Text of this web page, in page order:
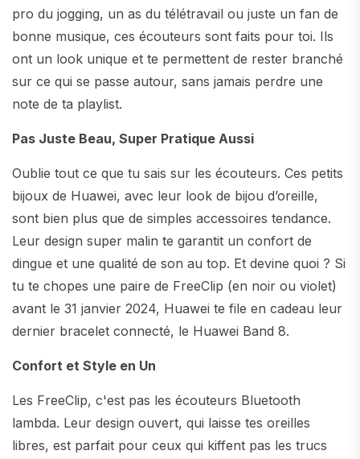
pro du jogging, un as du télétravail ou juste un fan de
bonne musique, ces écouteurs sont faits pour toi. Ils
ont un look unique et te permettent de rester branché
sur ce qui se passe autour, sans jamais perdre une
note de ta playlist.
Pas Juste Beau, Super Pratique Aussi
Oublie tout ce que tu sais sur les écouteurs. Ces petits
bijoux de Huawei, avec leur look de bijou d’oreille,
sont bien plus que de simples accessoires tendance.
Leur design super malin te garantit un confort de
dingue et une qualité de son au top. Et devine quoi ? Si
tu te chopes une paire de FreeClip (en noir ou violet)
avant le 31 janvier 2024, Huawei te file en cadeau leur
dernier bracelet connecté, le Huawei Band 8.
Confort et Style en Un
Les FreeClip, c'est pas les écouteurs Bluetooth
lambda. Leur design ouvert, qui laisse tes oreilles
libres, est parfait pour ceux qui kiffent pas les trucs